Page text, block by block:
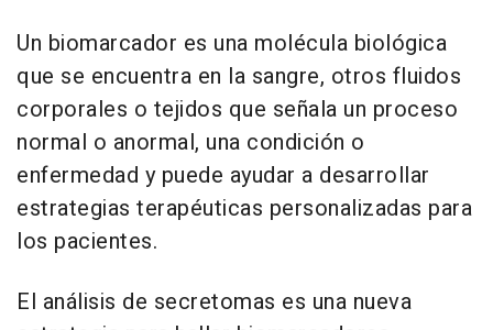
Un biomarcador es una molécula biológica
que se encuentra en la sangre, otros fluidos
corporales o tejidos que señala un proceso
normal o anormal, una condición o
enfermedad y puede ayudar a desarrollar
estrategias terapéuticas personalizadas para
los pacientes.
El análisis de secretomas es una nueva